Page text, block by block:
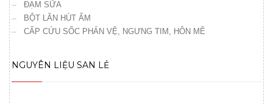
ĐẠM SỮA
BỘT LĂN HÚT ẨM
CẤP CỨU SỐC PHẢN VỆ, NGƯNG TIM, HÔN MÊ
NGUYÊN LIỆU SAN LẺ